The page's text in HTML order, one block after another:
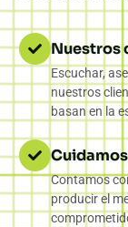
Nuestros
Escuchar,
nuestros
basan en la
Contamos
producir el